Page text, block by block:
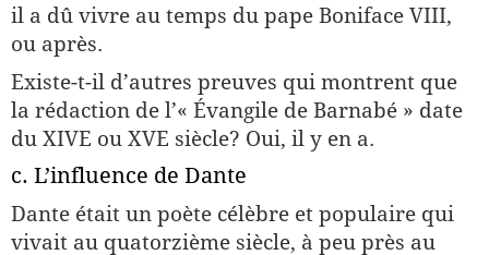
il a dû vivre au temps du pape Boniface VIII,
ou après.
Existe-t-il d’autres preuves qui montrent que
la rédaction de l’« Évangile de Barnabé » date
du XIVE ou XVE siècle? Oui, il y en a.
c. L’influence de Dante
Dante était un poète célèbre et populaire qui
vivait au quatorzième siècle, à peu près au